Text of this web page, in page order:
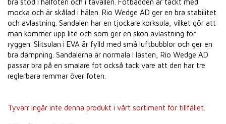
bra stöd i hålfoten och i tåvallen. Fotbädden är täckt med
mocka och är skålad i hälen. Rio Wedge AD ger en bra stabilitet
och avlastning. Sandalen har en tjockare korksula, vilket gör att
man kommer upp lite och som ger en skön avlastning för
ryggen. Slitsulan i EVA är fylld med små luftbubblor och ger en
bra dämpning. Sandalerna är normala i lästen, Rio Wedge AD
passar bra på en smalare fot också tack vare att den har tre
reglerbara remmar över foten.
Tyvärr ingår inte denna produkt i vårt sortiment för tillfället.